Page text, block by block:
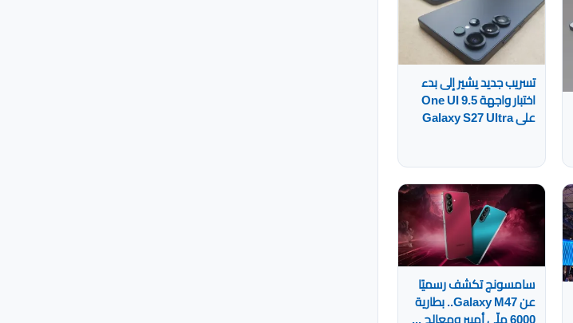
تسريب جديد يشير إلى بدء
اختبار واجهة One UI 9.5
على Galaxy S27 Ultra
سامسونج تكشف رسميًا
عن Galaxy M47.. بطارية